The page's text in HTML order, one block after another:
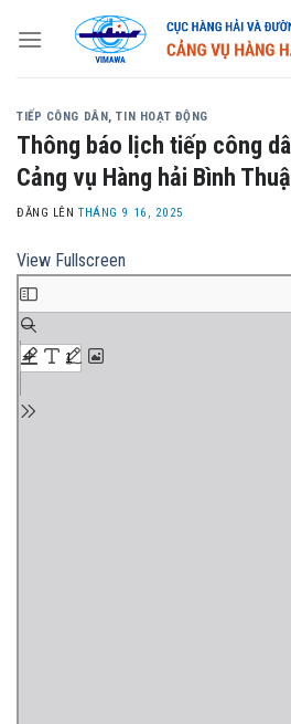
TIẾP CÔNG DÂN,TIN HOẠT ĐỘNG
Thông báo lịch tiếp công
Cảng vụ Hàng hải Bình
ĐĂNG LÊNTHÁNG 9 16, 2025
View Fullscreen